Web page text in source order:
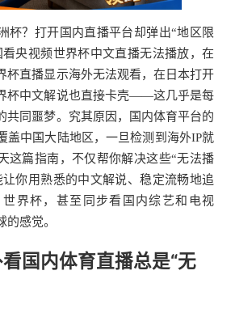
杯？打开国内直播平台却弹出“地区限
央视频世界杯中文直播无法播放，在
杯直播显示海外无法观看，在日本打开
杯中文解说也直接卡壳——这几乎是每
共同噩梦。究其原因，国内体育平台的
盖中国大陆地区，一旦检测到海外IP就
这篇指南，不仅帮你解决这些“无法播
你用熟悉的中文解说、稳定流畅地追
界杯，甚至同步看国内综艺和电视
的感觉。
国内体育直播总是“无